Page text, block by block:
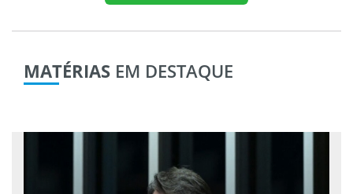
MATÉRIAS EM DESTAQUE